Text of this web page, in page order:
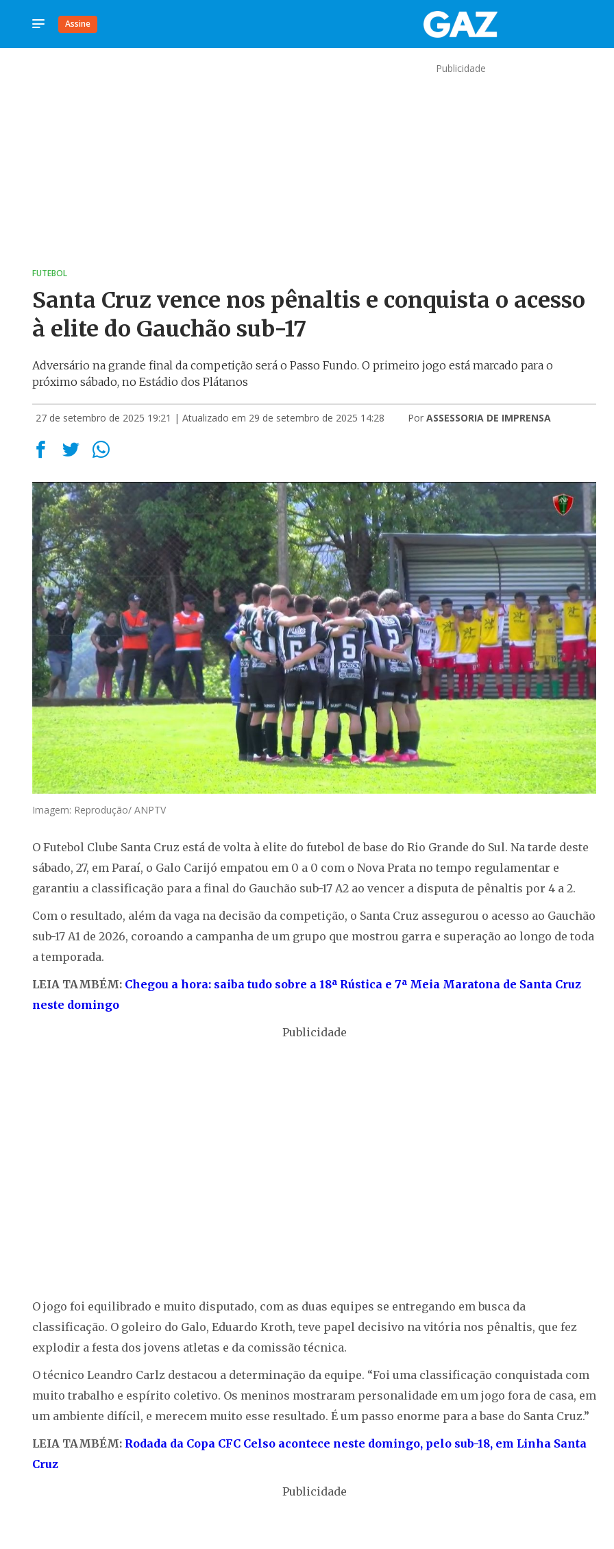
Assine
Publicidade
FUTEBOL
Santa Cruz vence nos pênaltis e conquista o acesso
à elite do Gauchão sub-17
Adversário na grande final da competição será o Passo Fundo. O primeiro jogo está marcado para o
próximo sábado, no Estádio dos Plátanos
27 de setembro de 2025 19:21 | Atualizado em 29 de setembro de 2025 14:28 Por ASSESSORIA DE IMPRENSA
Imagem: Reprodução/ ANPTV
O Futebol Clube Santa Cruz está de volta à elite do futebol de base do Rio Grande do Sul. Na tarde deste
sábado, 27, em Paraí, o Galo Carijó empatou em 0 a 0 com o Nova Prata no tempo regulamentar e
garantiu a classificação para a final do Gauchão sub-17 A2 ao vencer a disputa de pênaltis por 4 a 2.
Com o resultado, além da vaga na decisão da competição, o Santa Cruz assegurou o acesso ao Gauchão
sub-17 A1 de 2026, coroando a campanha de um grupo que mostrou garra e superação ao longo de toda
a temporada.
LEIA TAMBÉM: Chegou a hora: saiba tudo sobre a 18ª Rústica e 7ª Meia Maratona de Santa Cruz
neste domingo
Publicidade
O jogo foi equilibrado e muito disputado, com as duas equipes se entregando em busca da
classificação. O goleiro do Galo, Eduardo Kroth, teve papel decisivo na vitória nos pênaltis, que fez
explodir a festa dos jovens atletas e da comissão técnica.
O técnico Leandro Carlz destacou a determinação da equipe. “Foi uma classificação conquistada com
muito trabalho e espírito coletivo. Os meninos mostraram personalidade em um jogo fora de casa, em
um ambiente difícil, e merecem muito esse resultado. É um passo enorme para a base do Santa Cruz.”
LEIA TAMBÉM: Rodada da Copa CFC Celso acontece neste domingo, pelo sub-18, em Linha Santa
Cruz
Publicidade